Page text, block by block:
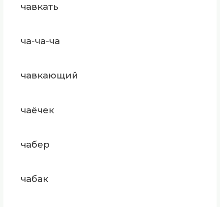
чавкать
ча-ча-ча
чавкающий
чаёчек
чабер
чабак